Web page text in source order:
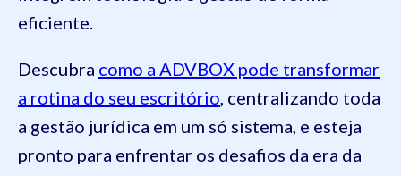
eficiente.
Descubra como a ADVBOX pode transformar
a rotina do seu escritório , centralizando toda
a gestão jurídica em um só sistema, e esteja
pronto para enfrentar os desafios da era da